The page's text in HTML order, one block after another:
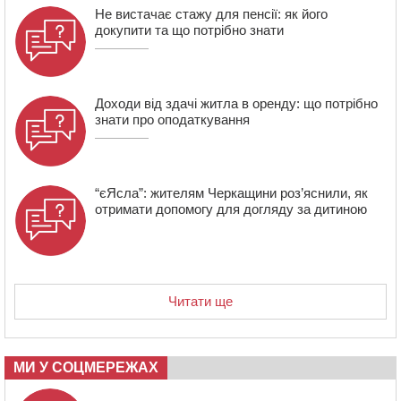
20:32 Черкаські вершники здобули нагороди української
першості
19:33
На Уманщині експосадовицю відділу освіти
судитимуть через завдані бюджету збитки
Не вистачає стажу для пенсії: як його
докупити та що потрібно знати
Доходи від здачі житла в оренду: що потрібно
знати про оподаткування
“єЯсла”: жителям Черкащини роз’яснили, як
отримати допомогу для догляду за дитиною
Читати ще
МИ У СОЦМЕРЕЖАХ